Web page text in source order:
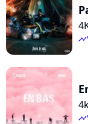
timeline
timeline